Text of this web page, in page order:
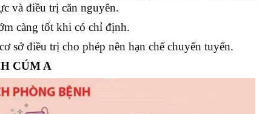
và điều trị căn nguyên.
càng tốt khi có chỉ định.
sở điều trị cho phép nên hạn chế chuyển tuyến.
CÚM A